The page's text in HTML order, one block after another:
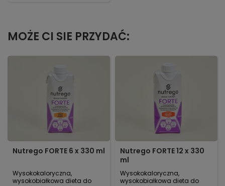
MOŻE CI SIE PRZYDAĆ:
Nutrego FORTE 6 x 330 ml
Wysokokaloryczna,
wysokobiałkowa dieta do
Nutrego FORTE 12 x 330
ml
Wysokokaloryczna,
wysokobiałkowa dieta do